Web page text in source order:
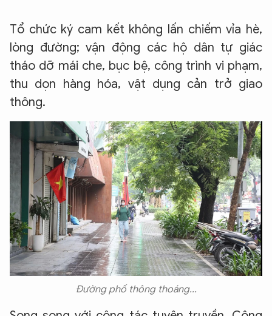
Tổ chức ký cam kết không lấn chiếm vỉa hè,
lòng đường; vận động các hộ dân tự giác
tháo dỡ mái che, bục bệ, công trình vi phạm,
thu dọn hàng hóa, vật dụng cản trở giao
thông.
Đường phố thông thoáng...